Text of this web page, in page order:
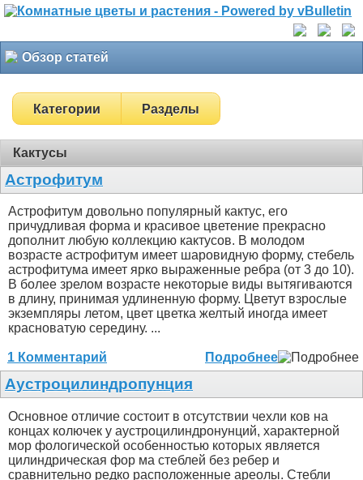
Обзор статей
Категории Разделы
Кактусы
Астрофитум
Астрофитум довольно популярный кактус, его
причудливая форма и красивое цветение прекрасно
дополнит любую коллекцию кактусов. В молодом
возрасте астрофитум имеет шаровидную форму, стебель
астрофитума имеет ярко выраженные ребра (от 3 до 10).
В более зрелом возрасте некоторые виды вытягиваются
в длину, принимая удлиненную форму. Цветут взрослые
экземпляры летом, цвет цветка желтый иногда имеет
красноватую середину. ...
1 Комментарий Подробнее
Аустроцилиндропунция
Основное отличие состоит в отсутствии чехли ков на
концах колючек у аустроцилиндронунций, характерной
мор фологической особенностью которых является
цилиндрическая фор ма стеблей без ребер и
сравнительно редко расположенные ареолы. Стебли